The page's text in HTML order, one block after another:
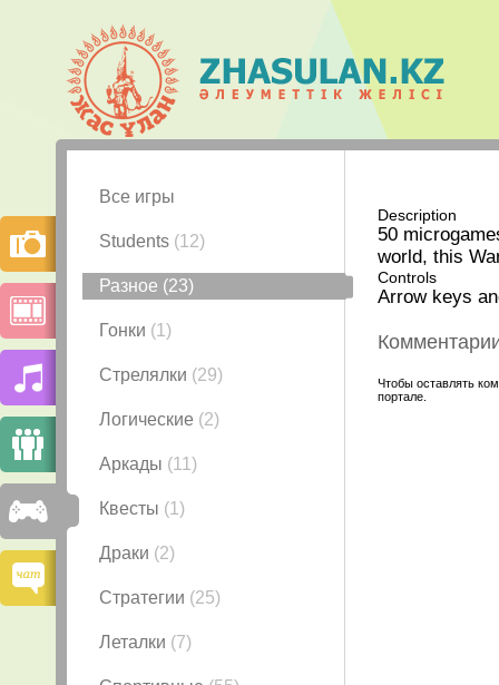
Все игры
Students (12)
Разное (23)
Гонки (1)
Стрелялки (29)
Логические (2)
Аркады (11)
Квесты (1)
Драки (2)
Стратегии (25)
Леталки (7)
Description
50
world, this
Controls
Arrow keys
Чтобы оставлять
портале.